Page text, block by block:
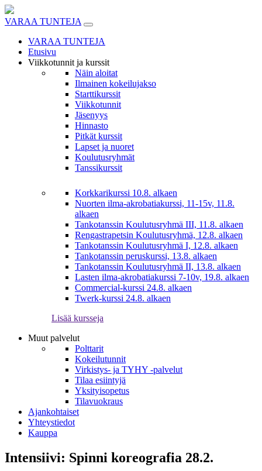
Skip
to
VARAA TUNTEJA
VARAA TUNTEJA
Etusivu
Viikkotunnit ja kurssit
Näin aloitat
Ilmainen kokeilujakso
Starttikurssit
Viikkotunnit
Jäsenyys
Hinnasto
Pitkät kurssit
Lapset ja nuoret
Koulutusryhmät
Tanssikurssit
Korkkarikurssi 10.8. alkaen
Nuorten ilma-akrobatiakurssi, 11-15v, 11.8.
alkaen
Tankotanssin Koulutusryhmä III, 11.8. alkaen
Rengastrapetsin Koulutusryhmä, 12.8. alkaen
Tankotanssin Koulutusryhmä I, 12.8. alkaen
Tankotanssin peruskurssi, 13.8. alkaen
Tankotanssin Koulutusryhmä II, 13.8. alkaen
Lasten ilma-akrobatiakurssi 7-10v, 19.8. alkaen
Commercial-kurssi 24.8. alkaen
Twerk-kurssi 24.8. alkaen
Lisää kursseja
Muut palvelut
Polttarit
Kokeilutunnit
Virkistys- ja TYHY -palvelut
Tilaa esiintyjä
Yksityisopetus
Tilavuokraus
Ajankohtaiset
Yhteystiedot
Kauppa
Intensiivi: Spinni koreografia 28.2.